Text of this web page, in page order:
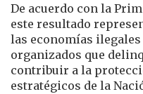
De acuerdo con la
este resultado
las economías
organizados que
contribuir a la
estratégicos de la